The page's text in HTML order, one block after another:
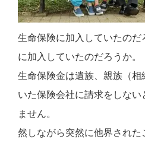
生命保険に加入していたの
に加入していたのだろうか。
生命保険金は遺族、親族（相
いた保険会社に請求をしない
ません。
然しながら突然に他界された